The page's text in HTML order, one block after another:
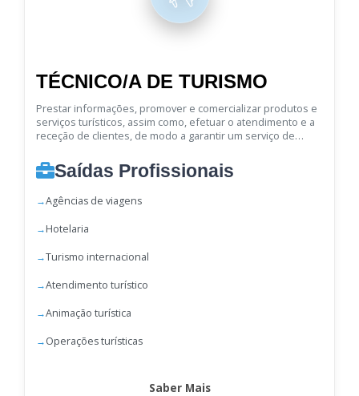
TÉCNICO/A DE TURISMO
Prestar informações, promover e comercializar produtos e
serviços turísticos, assim como, efetuar o atendimento e a
receção de clientes, de modo a garantir um serviço de
Saídas Profissionais
Agências de viagens
Hotelaria
Turismo internacional
Atendimento turístico
Animação turística
Operações turísticas
Saber Mais